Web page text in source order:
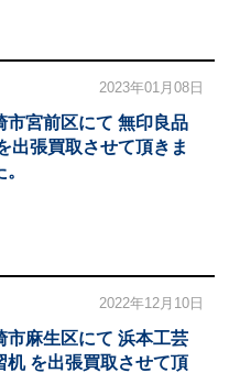
2023年01月08日
市宮前区にて 無印良品
出張買取させて頂きま
2022年12月10日
市麻生区にて 浜本工芸
机 を出張買取させて頂